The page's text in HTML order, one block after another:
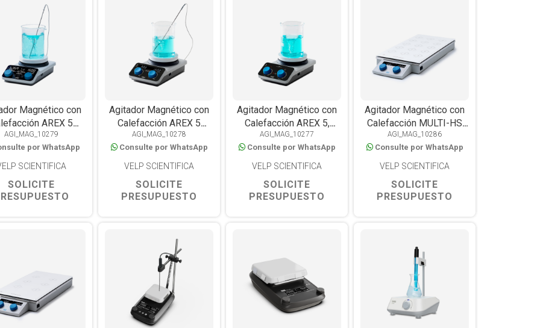
Magnético con
AREX 5
Advance, Placa
310°C, 25L,
WiFi y USB
AGI_MAG_10279
por WhatsApp
SCIENTIFICA
SOLICITE
Agitador Magnético con
Calefacción AREX 5
Digital, Placa CerAlTop™,
310°C, 20L
AGI_MAG_10278
Consulte por WhatsApp
VELP SCIENTIFICA
SOLICITE
PRESUPUESTO
Agitador Magnético con
Calefacción AREX 5,
Placa CerAlTop™, 310°C,
20L
AGI_MAG_10277
Consulte por WhatsApp
VELP SCIENTIFICA
SOLICITE
PRESUPUESTO
Agitador Magnético con
Calefacción MULTI-HS
15, 15 Posiciones de
250ml, 120°C
AGI_MAG_10286
Consulte por WhatsApp
VELP SCIENTIFICA
SOLICITE
PRESUPUESTO